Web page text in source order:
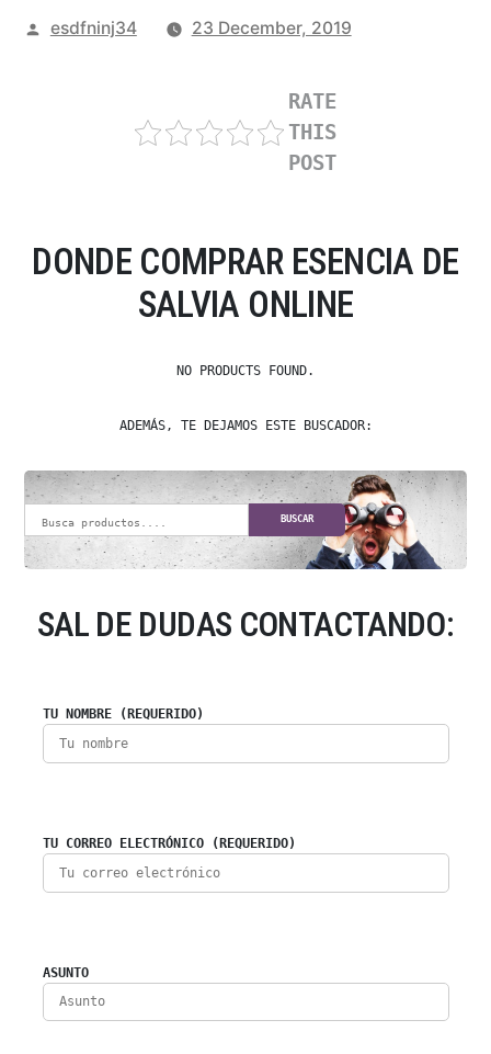
Posted
esdfninj34 23 December, 2019
RATE
THIS
POST
DONDE COMPRAR ESENCIA DE
SALVIA ONLINE
NO PRODUCTS FOUND.
ADEMÁS, TE DEJAMOS ESTE BUSCADOR:
BUSCAR
SAL DE DUDAS CONTACTANDO:
TU NOMBRE (REQUERIDO)
TU CORREO ELECTRÓNICO (REQUERIDO)
ASUNTO